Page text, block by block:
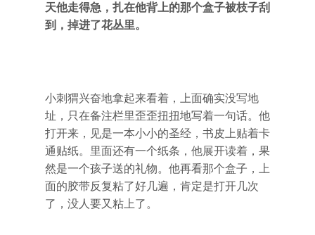
天他走得急，扎在他背上的那个盒子被枝子刮
到，掉进了花丛里。
小刺猬兴奋地拿起来看着，上面确实没写地
址，只在备注栏里歪歪扭扭地写着一句话。他
打开来，见是一本小小的圣经，书皮上贴着卡
通贴纸。里面还有一个纸条，他展开读着，果
然是一个孩子送的礼物。他再看那个盒子，上
面的胶带反复粘了好几遍，肯定是打开几次
了，没人要又粘上了。